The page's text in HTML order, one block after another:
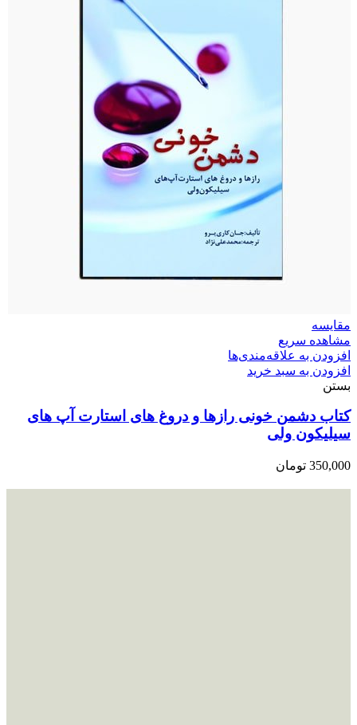
مقایسه
مشاهده سریع
افزودن به علاقه‌مندی‌ها
افزودن به سبد خرید
بستن
کتاب دشمن خونی رازها و دروغ های استارت آپ های
سیلیکون ولی
350,000 تومان